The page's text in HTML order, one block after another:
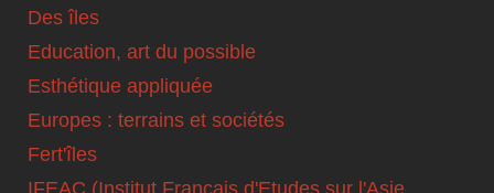
Des îles
Education, art du possible
Esthétique appliquée
Europes : terrains et sociétés
Fert'îles